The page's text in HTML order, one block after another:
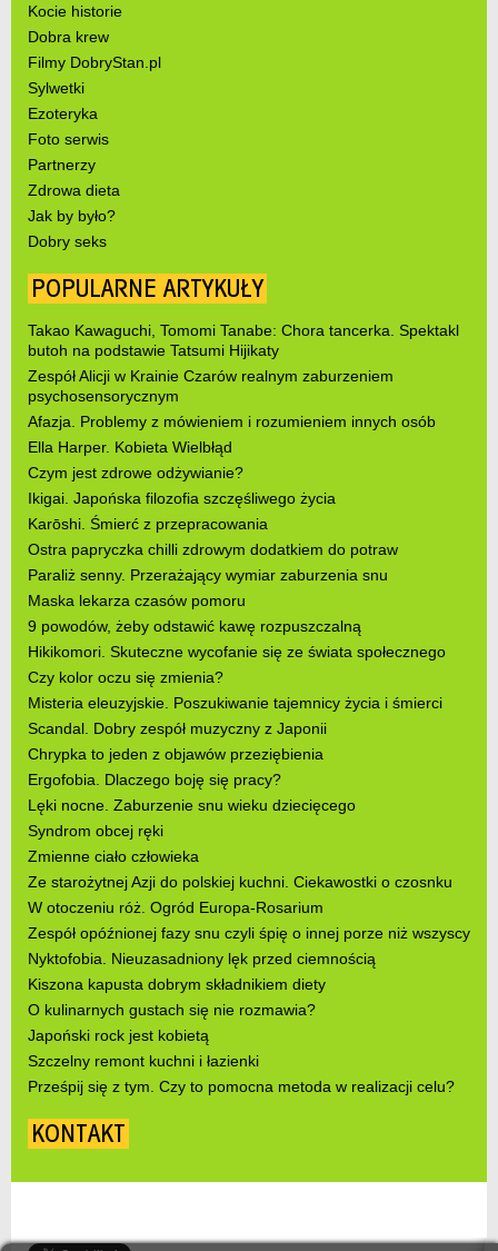
Kocie historie
Dobra krew
Filmy DobryStan.pl
Sylwetki
Ezoteryka
Foto serwis
Partnerzy
Zdrowa dieta
Jak by było?
Dobry seks
POPULARNE ARTYKUŁY
Takao Kawaguchi, Tomomi Tanabe: Chora tancerka. Spektakl
butoh na podstawie Tatsumi Hijikaty
Zespół Alicji w Krainie Czarów realnym zaburzeniem
psychosensorycznym
Afazja. Problemy z mówieniem i rozumieniem innych osób
Ella Harper. Kobieta Wielbłąd
Czym jest zdrowe odżywianie?
Ikigai. Japońska filozofia szczęśliwego życia
Karōshi. Śmierć z przepracowania
Ostra papryczka chilli zdrowym dodatkiem do potraw
Paraliż senny. Przerażający wymiar zaburzenia snu
Maska lekarza czasów pomoru
9 powodów, żeby odstawić kawę rozpuszczalną
Hikikomori. Skuteczne wycofanie się ze świata społecznego
Czy kolor oczu się zmienia?
Misteria eleuzyjskie. Poszukiwanie tajemnicy życia i śmierci
Scandal. Dobry zespół muzyczny z Japonii
Chrypka to jeden z objawów przeziębienia
Ergofobia. Dlaczego boję się pracy?
Lęki nocne. Zaburzenie snu wieku dziecięcego
Syndrom obcej ręki
Zmienne ciało człowieka
Ze starożytnej Azji do polskiej kuchni. Ciekawostki o czosnku
W otoczeniu róż. Ogród Europa-Rosarium
Zespół opóźnionej fazy snu czyli śpię o innej porze niż wszyscy
Nyktofobia. Nieuzasadniony lęk przed ciemnością
Kiszona kapusta dobrym składnikiem diety
O kulinarnych gustach się nie rozmawia?
Japoński rock jest kobietą
Szczelny remont kuchni i łazienki
Prześpij się z tym. Czy to pomocna metoda w realizacji celu?
KONTAKT